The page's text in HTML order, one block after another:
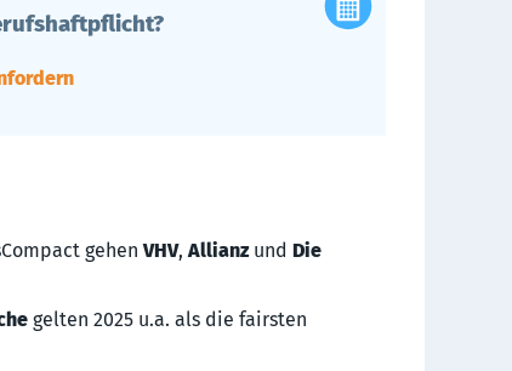
gehenVHV,Allianzund Die
gelten 2025 u.a. als die fairsten